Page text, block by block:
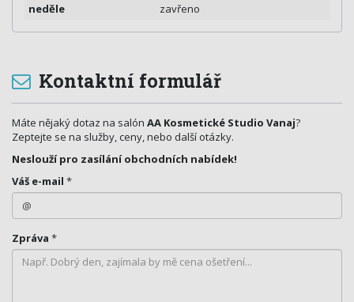
neděle
zavřeno
Kontaktní formulář
Máte nějaký dotaz na salón AA Kosmetické Studio Vanaj?
Zeptejte se na služby, ceny, nebo další otázky.
Neslouží pro zasílání obchodních nabídek!
Váš e-mail *
Zpráva *